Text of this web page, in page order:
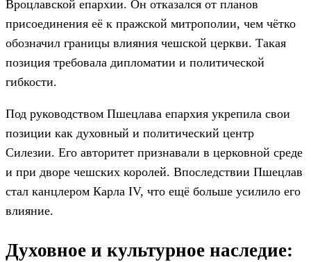
Вроцлавской епархии. Он отказался от планов
присоединения её к пражской митрополии, чем чётко
обозначил границы влияния чешской церкви. Такая
позиция требовала дипломатии и политической
гибкости.
Под руководством Пшецлава епархия укрепила свои
позиции как духовный и политический центр
Силезии. Его авторитет признавали в церковной среде
и при дворе чешских королей. Впоследствии Пшецлав
стал канцлером Карла IV, что ещё больше усилило его
влияние.
Духовное и культурное наследие: